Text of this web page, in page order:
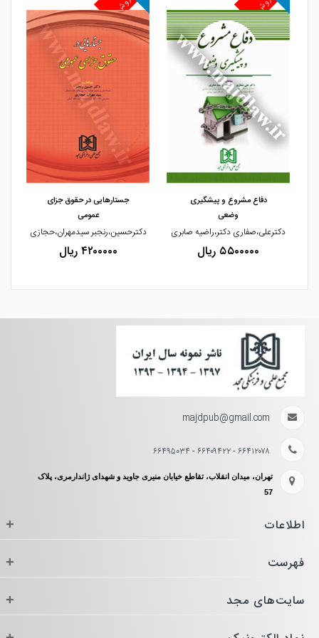
مشاهده و خرید مشاهده و خرید
دفاع مشروع و پیشگیری
وضعی
دکترعلی،صفاری دکتر،راضیه صابری
۵۵۰۰۰۰۰ ریال
جستارهایی در حقوق جزای
عمومی
دکترحسین،رنجبر سیدمهران،حجازی
۴۲۰۰۰۰۰ ریال
majdpub@gmail.com
۶۶۴۱۲۰۷۸ - ۶۶۴۰۹۴۲۲ - ۶۶۴۹۵۰۳۴
تهران، میدان انقلاب، تقاطع خیابان منیری جاوید و شهدای ژاندارمری، پلاک
57
اطلاعات +
فهرست +
سایت‌های مجد +